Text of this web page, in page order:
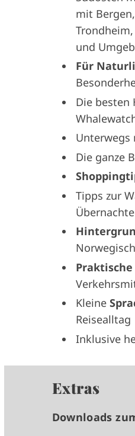
mit
und
Für
Die
Unterwegs
Die ganze
Tipps zur
Kleine
Reisealltag
Inklusive
Extras
Downloads